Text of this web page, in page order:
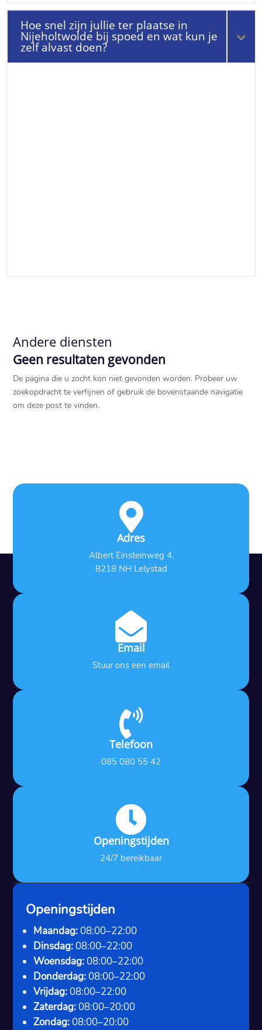
Hoe snel zijn jullie ter plaatse in
Nijeholtwolde bij spoed en wat kun je
zelf alvast doen?
Andere diensten
Geen resultaten gevonden
De pagina die u zocht kon niet gevonden worden. Probeer uw
zoekopdracht te verfijnen of gebruik de bovenstaande navigatie
om deze post te vinden.

Adres
Albert Einsteinweg 4,
8218 NH Lelystad

Email
Stuur ons een email

Telefoon
085 080 55 42

Openingstijden
24/7 bereikbaar
Openingstijden
Maandag: 08:00–22:00
Dinsdag: 08:00–22:00
Woensdag: 08:00–22:00
Donderdag: 08:00–22:00
Vrijdag: 08:00–22:00
Zaterdag: 08:00–20:00
Zondag: 08:00–20:00